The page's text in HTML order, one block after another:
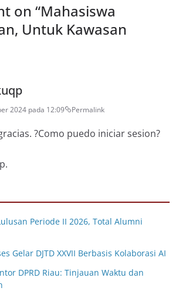
on “Mahasiswa
Untuk Kawasan
2024 pada 12:09 Permalink
?Como puedo iniciar sesion?
Periode II 2026, Total Alumni
Gelar DJTD XXVII Berbasis Kolaborasi AI
DPRD Riau: Tinjauan Waktu dan